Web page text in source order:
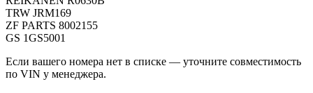
TRW JRM169
ZF PARTS 8002155
GS 1GS5001
Если вашего номера нет в списке — уточните совместимость
по VIN у менеджера.